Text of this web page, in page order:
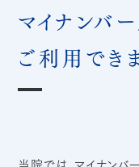
マイナンバ
ご利用でき